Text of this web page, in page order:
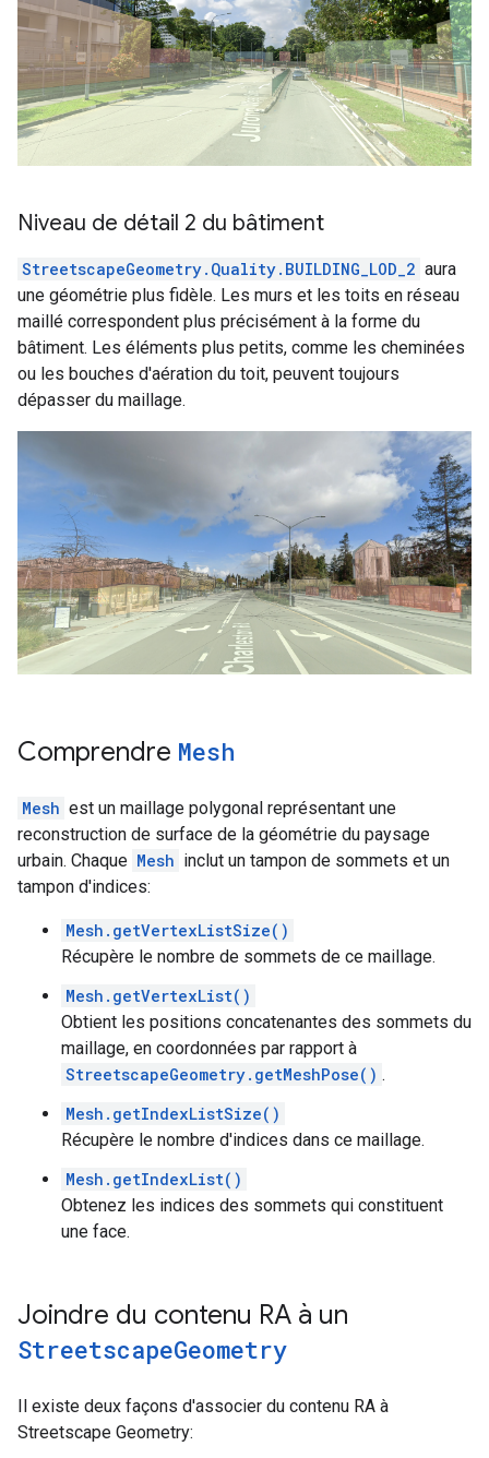
Niveau de détail 2 du bâtiment
StreetscapeGeometry.Quality.BUILDING_LOD_2 aura
une géométrie plus fidèle. Les murs et les toits en réseau
maillé correspondent plus précisément à la forme du
bâtiment. Les éléments plus petits, comme les cheminées
ou les bouches d'aération du toit, peuvent toujours
dépasser du maillage.
Comprendre Mesh
Mesh est un maillage polygonal représentant une
reconstruction de surface de la géométrie du paysage
urbain. Chaque Mesh inclut un tampon de sommets et un
tampon d'indices:
Mesh.getVertexListSize()
Récupère le nombre de sommets de ce maillage.
Mesh.getVertexList()
Obtient les positions concatenantes des sommets du
maillage, en coordonnées par rapport à
StreetscapeGeometry.getMeshPose() .
Mesh.getIndexListSize()
Récupère le nombre d'indices dans ce maillage.
Mesh.getIndexList()
Obtenez les indices des sommets qui constituent
une face.
Joindre du contenu RA à un
StreetscapeGeometry
Il existe deux façons d'associer du contenu RA à
Streetscape Geometry: